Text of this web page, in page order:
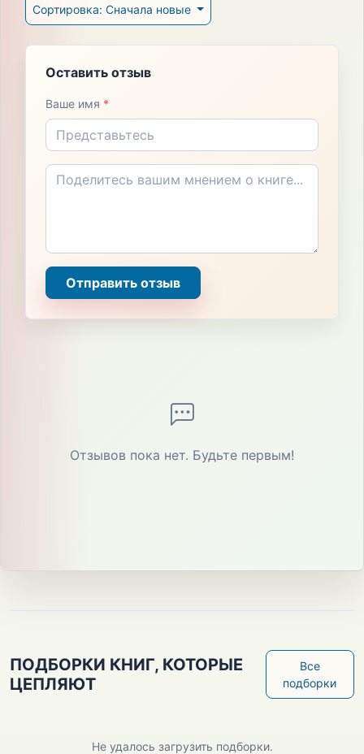
Сортировка: Сначала новые
Оставить отзыв
Ваше имя *
Отправить отзыв
Отзывов пока нет. Будьте первым!
ПОДБОРКИ КНИГ, КОТОРЫЕ
ЦЕПЛЯЮТ
Все
подборки
Не удалось загрузить подборки.